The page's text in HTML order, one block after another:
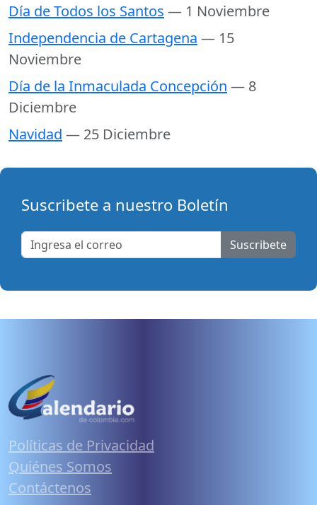
Día de Todos los Santos — 1 Noviembre
Independencia de Cartagena — 15
Noviembre
Día de la Inmaculada Concepción — 8
Diciembre
Navidad — 25 Diciembre
Suscribete a nuestro Boletín
Suscribete
Políticas de Privacidad
Quiénes Somos
Contáctenos